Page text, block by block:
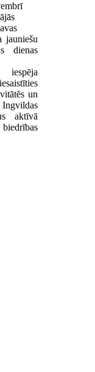
jauniešu
dienas
iespēja
un
aktīvā